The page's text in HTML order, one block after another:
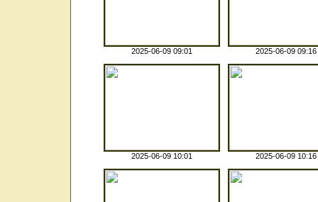
2025-06-09 09:01 2025-06-09 09:16
2025-06-09 10:01 2025-06-09 10:16